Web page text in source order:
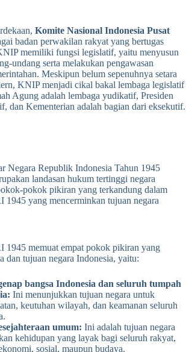
Komite Nasional Indonesia Pusat
badan perwakilan rakyat yang bertugas
memiliki fungsi legislatif, yaitu menyusun
undang serta melakukan pengawasan
Meskipun belum sepenuhnya setara
KNIP menjadi cikal bakal lembaga legislatif
Agung adalah lembaga yudikatif, Presiden
dan Kementerian adalah bagian dari eksekutif.
Negara Republik Indonesia Tahun 1945
landasan hukum tertinggi negara
pokok pikiran yang terkandung dalam
yang mencerminkan tujuan negara
1945 memuat empat pokok pikiran yang
dan tujuan negara Indonesia, yaitu:
bangsa Indonesia dan seluruh tumpah
Ini menunjukkan tujuan negara untuk
keutuhan wilayah, dan keamanan seluruh
umum: Ini adalah tujuan negara
kehidupan yang layak bagi seluruh rakyat,
sosial, maupun budaya.